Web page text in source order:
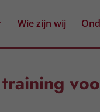
Wie zijn wij